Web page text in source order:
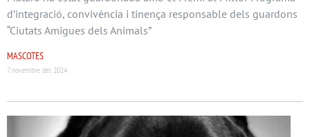
d’integració, convivència i tinença responsable dels guardons
“Ciutats Amigues dels Animals”
MASCOTES
7 novembre del 2024